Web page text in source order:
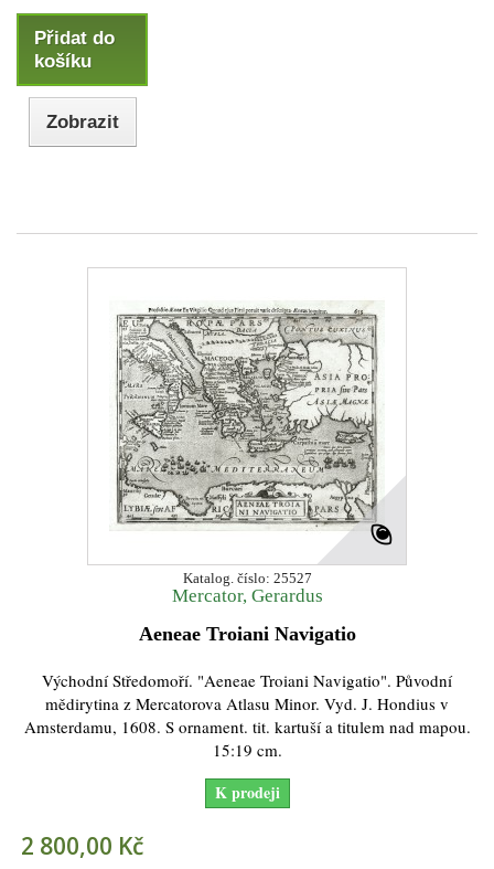
Přidat do
košíku
Zobrazit
Katalog. číslo: 25527
Mercator, Gerardus
Aeneae Troiani Navigatio
Východní Středomoří. "Aeneae Troiani Navigatio". Původní
mědirytina z Mercatorova Atlasu Minor. Vyd. J. Hondius v
Amsterdamu, 1608. S ornament. tit. kartuší a titulem nad mapou.
15:19 cm.
K prodeji
2 800,00 Kč